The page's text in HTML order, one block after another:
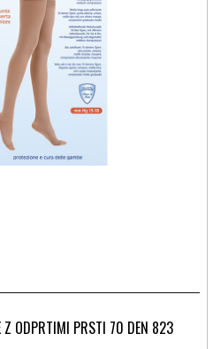
Z ODPRTIMI PRSTI 70 DEN 823